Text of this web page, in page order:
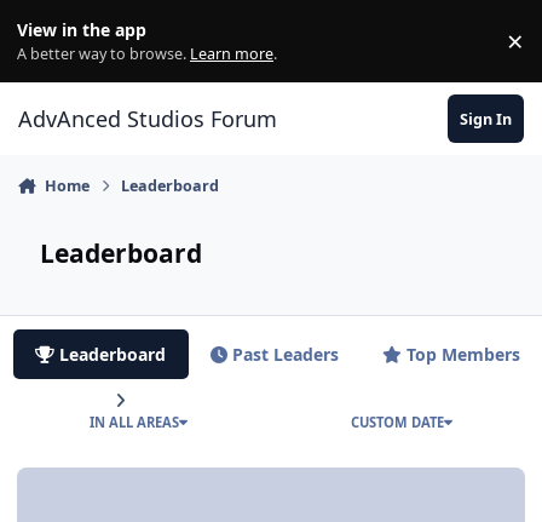
View in the app
A better way to browse. Learn more. ×
AdvAnced Studios Forum Sign In
Home Leaderboard
Leaderboard
Leaderboard Past Leaders Top Members
IN ALL AREAS CUSTOM DATE